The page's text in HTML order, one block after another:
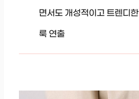
면서도 개성적이고 트렌디한
룩 연출